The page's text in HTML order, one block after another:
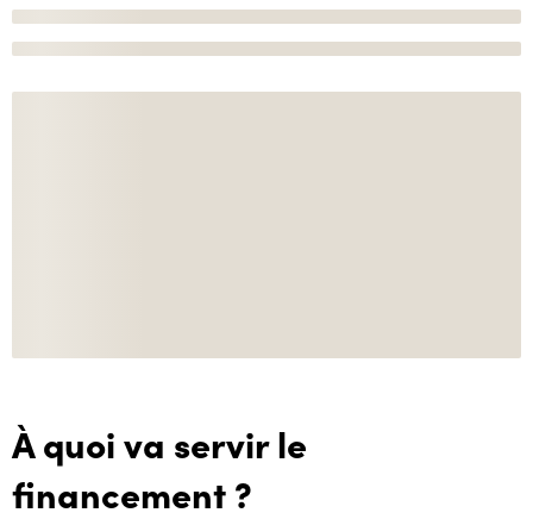
À quoi va servir le
financement ?